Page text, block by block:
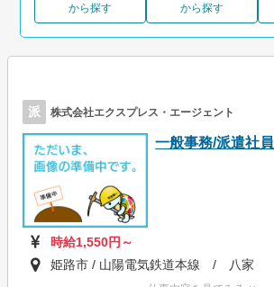
から探す
から探す
派 株式会社エクスプレス・エージェント
一般事務/派遣社員
時給1,550円～
姫路市 / 山陽電気鉄道本線 / 八家